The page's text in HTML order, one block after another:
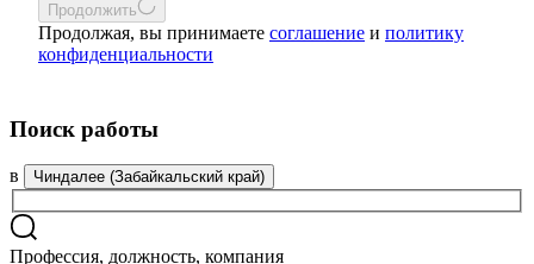
Продолжить
Продолжая, вы принимаете соглашение и политику
конфиденциальности
Поиск работы
в Чиндалее (Забайкальский край)
Профессия, должность, компания